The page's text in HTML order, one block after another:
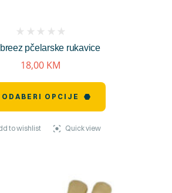
pčelarske rukavice
reviews)
18,00 KM
ODABERI OPCIJE
to wishlist Quick view